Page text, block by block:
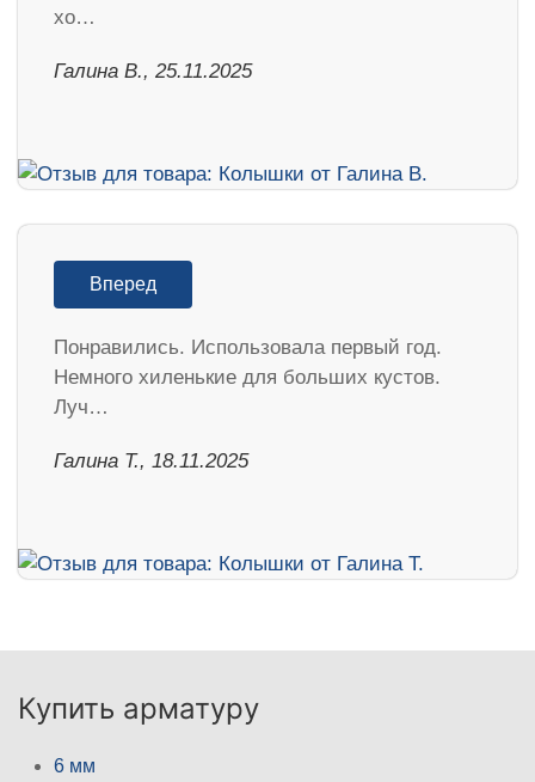
хо…
Галина В., 25.11.2025
Вперед
Понравились. Использовала первый год.
Немного хиленькие для больших кустов.
Луч…
Галина Т., 18.11.2025
Купить арматуру
6 мм